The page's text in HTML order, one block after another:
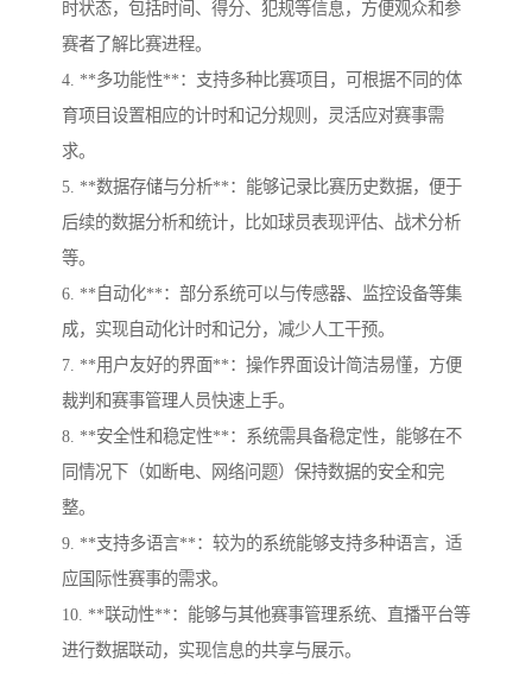
时状态，包括时间、得分、犯规等信息，方便观众和参
赛者了解比赛进程。
4. **多功能性**：支持多种比赛项目，可根据不同的体
育项目设置相应的计时和记分规则，灵活应对赛事需
求。
5. **数据存储与分析**：能够记录比赛历史数据，便于
后续的数据分析和统计，比如球员表现评估、战术分析
等。
6. **自动化**：部分系统可以与传感器、监控设备等集
成，实现自动化计时和记分，减少人工干预。
7. **用户友好的界面**：操作界面设计简洁易懂，方便
裁判和赛事管理人员快速上手。
8. **安全性和稳定性**：系统需具备稳定性，能够在不
同情况下（如断电、网络问题）保持数据的安全和完
整。
9. **支持多语言**：较为的系统能够支持多种语言，适
应国际性赛事的需求。
10. **联动性**：能够与其他赛事管理系统、直播平台等
进行数据联动，实现信息的共享与展示。